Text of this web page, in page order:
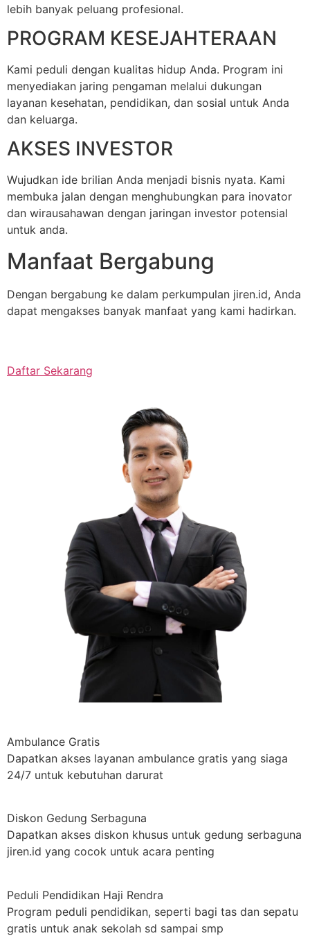
lebih banyak peluang profesional.
PROGRAM KESEJAHTERAAN
Kami peduli dengan kualitas hidup Anda. Program ini
menyediakan jaring pengaman melalui dukungan
layanan kesehatan, pendidikan, dan sosial untuk Anda
dan keluarga.
AKSES INVESTOR
Wujudkan ide brilian Anda menjadi bisnis nyata. Kami
membuka jalan dengan menghubungkan para inovator
dan wirausahawan dengan jaringan investor potensial
untuk anda.
Manfaat Bergabung
Dengan bergabung ke dalam perkumpulan jiren.id, Anda
dapat mengakses banyak manfaat yang kami hadirkan.
Daftar Sekarang
Ambulance Gratis
Dapatkan akses layanan ambulance gratis yang siaga
24/7 untuk kebutuhan darurat
Diskon Gedung Serbaguna
Dapatkan akses diskon khusus untuk gedung serbaguna
jiren.id yang cocok untuk acara penting
Peduli Pendidikan Haji Rendra
Program peduli pendidikan, seperti bagi tas dan sepatu
gratis untuk anak sekolah sd sampai smp